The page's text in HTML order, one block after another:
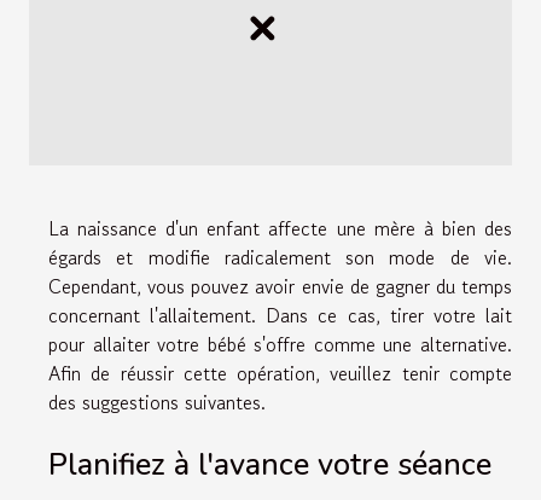
La naissance d'un enfant affecte une mère à bien des
égards et modifie radicalement son mode de vie.
Cependant, vous pouvez avoir envie de gagner du temps
concernant l'allaitement. Dans ce cas, tirer votre lait
pour allaiter votre bébé s'offre comme une alternative.
Afin de réussir cette opération, veuillez tenir compte
des suggestions suivantes.
Planifiez à l'avance votre séance